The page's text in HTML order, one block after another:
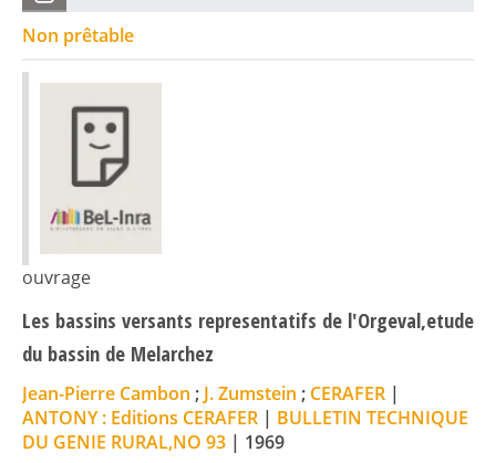
Non prêtable
ouvrage
Les bassins versants representatifs de l'Orgeval,etude
du bassin de Melarchez
Jean-Pierre Cambon ; J. Zumstein ; CERAFER |
ANTONY : Editions CERAFER | BULLETIN TECHNIQUE
DU GENIE RURAL,NO 93 | 1969